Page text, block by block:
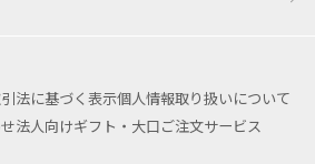
法に基づく表示個人情報取り扱いについて
法人向けギフト・大口ご注文サービス